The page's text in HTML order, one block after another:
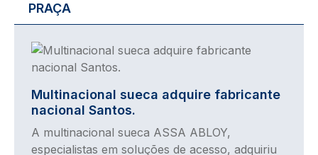
PRAÇA
Imagem
Multinacional sueca adquire fabricante
nacional Santos.
A multinacional sueca ASSA ABLOY,
especialistas em soluções de acesso, adquiriu